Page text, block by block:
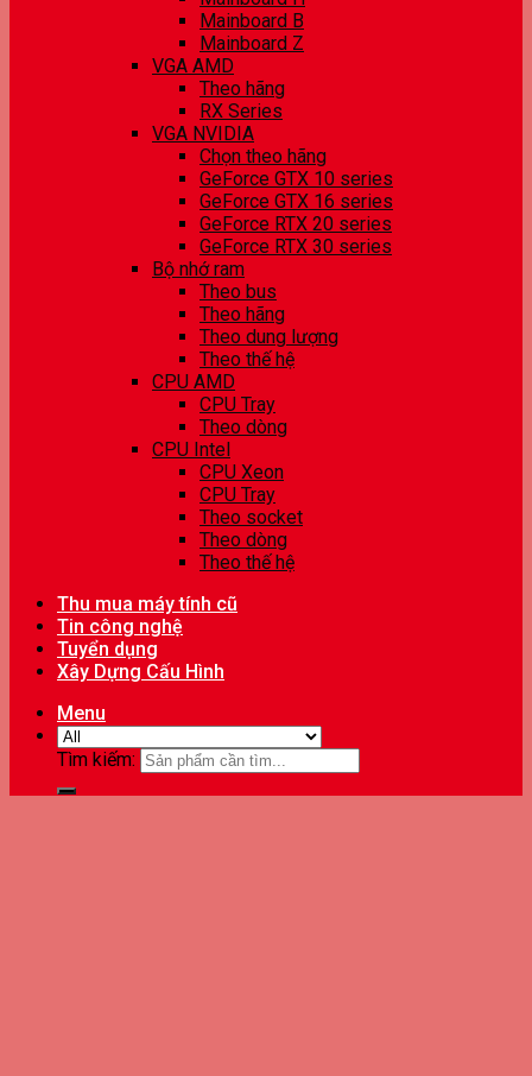
Mainboard B
Mainboard Z
VGA AMD
Theo hãng
RX Series
VGA NVIDIA
Chọn theo hãng
GeForce GTX 10 series
GeForce GTX 16 series
GeForce RTX 20 series
GeForce RTX 30 series
Bộ nhớ ram
Theo bus
Theo hãng
Theo dung lượng
Theo thế hệ
CPU AMD
CPU Tray
Theo dòng
CPU Intel
CPU Xeon
CPU Tray
Theo socket
Theo dòng
Theo thế hệ
Thu mua máy tính cũ
Tin công nghệ
Tuyển dụng
Xây Dựng Cấu Hình
Menu
Tìm kiếm: